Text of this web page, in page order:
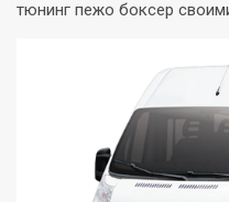
тюнинг пежо боксер